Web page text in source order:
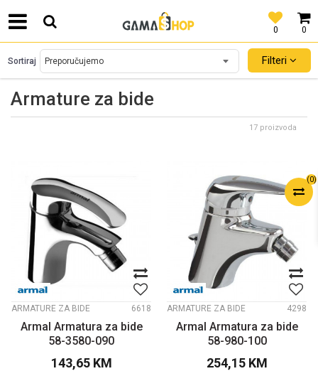
0
0
SIGURNO PLAĆANJE PLATNIM KARTICAMA!
(0)
Armature za bide
Sortiraj Filteri
17 proizvoda
ARMATURE ZA BIDE 6618
Armal Armatura za bide
58-3580-090
143,65 KM
ARMATURE ZA BIDE 4298
Armal Armatura za bide
58-980-100
254,15 KM